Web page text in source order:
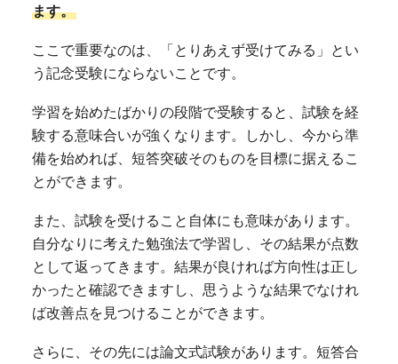
ます。
ここで重要なのは、「とりあえず受けてみる」とい
う記念受験にならないことです。
学習を始めたばかりの段階で受験すると、試験を経
験する意味合いが強くなります。しかし、今から準
備を始めれば、短答突破そのものを目標に据えるこ
とができます。
また、試験を受けること自体にも意味があります。
自分なりに考えた勉強法で学習し、その結果が点数
として返ってきます。結果が良ければ方向性は正し
かったと確認できますし、思うような結果でなけれ
ば改善点を見つけることができます。
さらに、その先には論文式試験があります。短答合